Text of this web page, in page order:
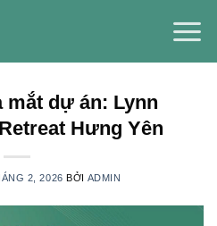
mắt dự án: Lynn
Hưng Yên
2, 2026 BỞI ADMIN